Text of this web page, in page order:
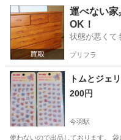
埼玉 所沢市 新所沢駅
運べない家
OK！
状態が悪くて
プリフラ
トムとジェ
200円
今羽駅
使わないので出品しております。 袋